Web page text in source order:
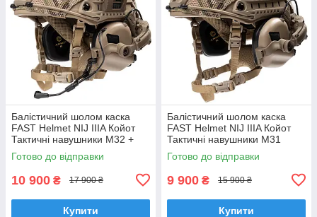
Балістичний шолом каска
FAST Helmet NIJ IIIA Койот
Тактичні навушники M32 +
Ліхтарик
Готово до відправки
10 900 ₴ 17 900 ₴
Купити
Балістичний шолом каска
FAST Helmet NIJ IIIA Койот
Тактичні навушники M31
Готово до відправки
9 900 ₴ 15 900 ₴
Купити